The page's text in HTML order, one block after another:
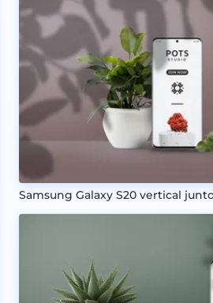
Samsung Galaxy S20 vertical